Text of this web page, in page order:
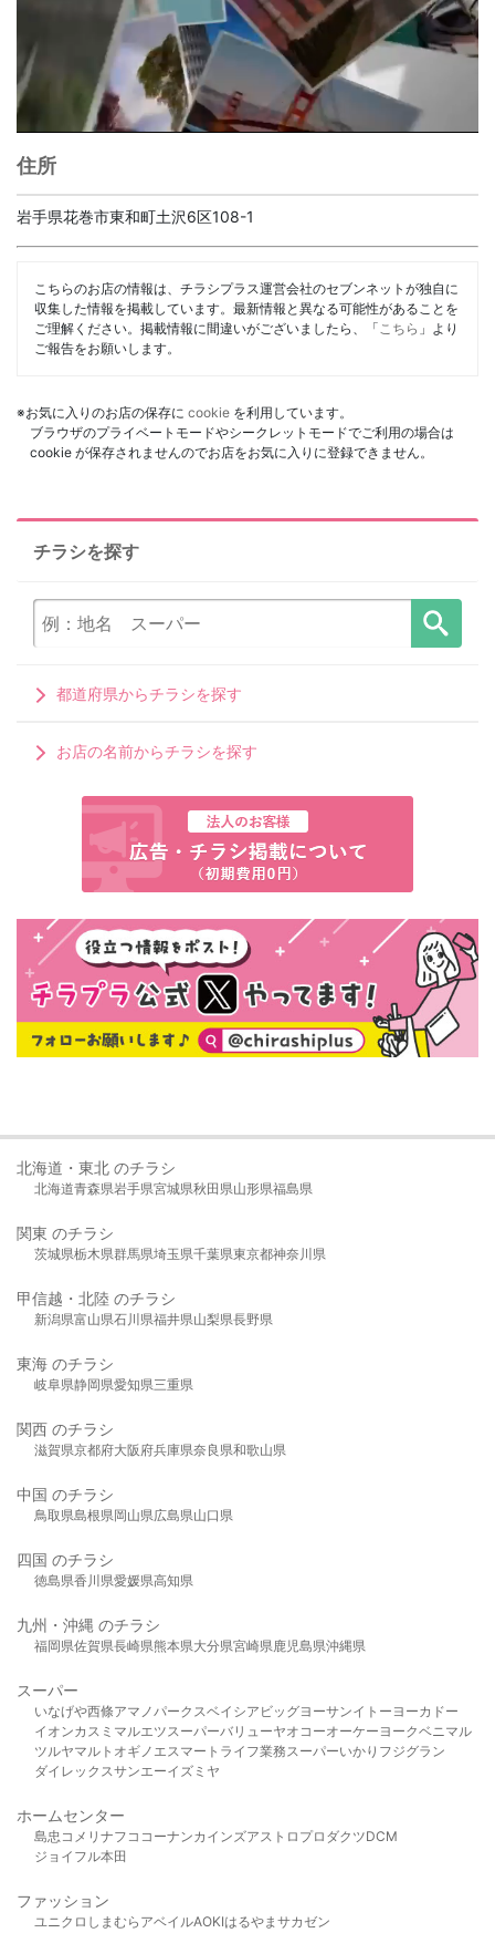
住所
岩手県花巻市東和町土沢6区108-1
こちらのお店の情報は、チラシプラス運営会社のセブンネットが独自に
収集した情報を掲載しています。最新情報と異なる可能性があることを
ご理解ください。掲載情報に間違いがございましたら、「 こちら 」より
ご報告をお願いします。
※お気に入りのお店の保存に cookie を利用しています。
ブラウザのプライベートモードやシークレットモードでご利用の場合は
cookie が保存されませんのでお店をお気に入りに登録できません。
チラシを探す
都道府県からチラシを探す
お店の名前からチラシを探す
北海道・東北 のチラシ
北海道青森県岩手県宮城県秋田県山形県福島県
関東 のチラシ
茨城県栃木県群馬県埼玉県千葉県東京都神奈川県
甲信越・北陸 のチラシ
新潟県富山県石川県福井県山梨県長野県
東海 のチラシ
岐阜県静岡県愛知県三重県
関西 のチラシ
滋賀県京都府大阪府兵庫県奈良県和歌山県
中国 のチラシ
鳥取県島根県岡山県広島県山口県
四国 のチラシ
徳島県香川県愛媛県高知県
九州・沖縄 のチラシ
福岡県佐賀県長崎県熊本県大分県宮崎県 鹿児島県沖縄県
スーパー
いなげや西條アマノパークスベイシア ビッグヨーサンイトーヨーカドー
イオンカスミ マルエツ スーパーバリューヤオコーオーケー ヨークベニマル
ツルヤマルト オギノ エスマート ライフ業務スーパーいかり フジグラン
ダイレックスサンエーイズミヤ
ホームセンター
島忠 コメリ ナフコ コーナンカインズアストロプロダクツDCM
ジョイフル本田
ファッション
ユニクロ しまむら アベイルAOKIはるやま サカゼン